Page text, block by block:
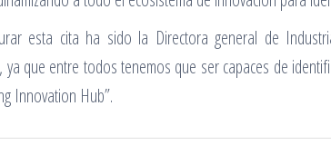
esta cita ha sido la Directora general de
que entre todos tenemos que ser capaces de
Innovation Hub”.